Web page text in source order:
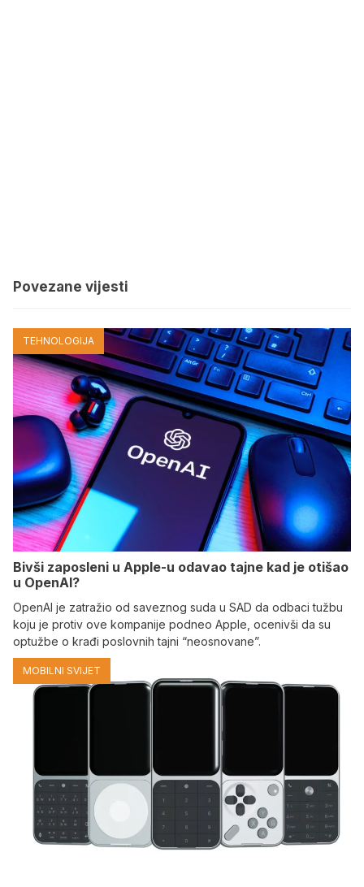
Povezane vijesti
TEHNOLOGIJA
Bivši zaposleni u Apple-u odavao tajne kad je otišao
u OpenAI?
OpenAI je zatražio od saveznog suda u SAD da odbaci tužbu
koju je protiv ove kompanije podneo Apple, ocenivši da su
optužbe o krađi poslovnih tajni “neosnovane”.
MOBILNI SVIJET